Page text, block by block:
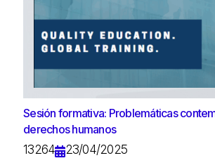
Sesión formativa: Problemáticas
derechos humanos
13264
23/04/2025